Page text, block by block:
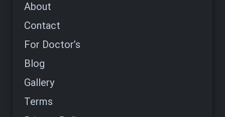
About
Contact
For Doctor’s
Blog
Gallery
Terms